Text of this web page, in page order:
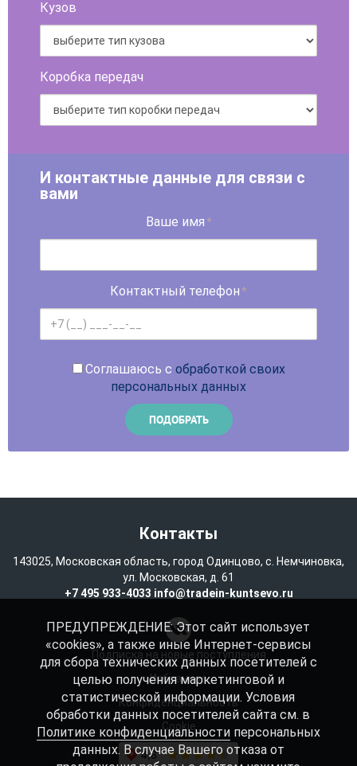
Кузов
Коробка передач
И контактные данные для связи с
вами
Ваше имя *
Контактный телефон *
Соглашаюсь с обработкой своих
персональных данных
Контакты
143025, Московская область, город Одинцово, с. Немчиновка,
ул. Московская, д. 61
+7 495 933-4033 info@tradein-kuntsevo.ru
Подписка на новые поступления
Избранное
Конфиденциальность
Cookie
ПРЕДУПРЕЖДЕНИЕ: Этот сайт использует
«cookies», а также иные Интернет-сервисы
для сбора технических данных посетителей с
целью получения маркетинговой и
статистической информации. Условия
обработки данных посетителей сайта см. в
Политике конфиденциальностиперсональных
данных. В случае Вашего отказа от